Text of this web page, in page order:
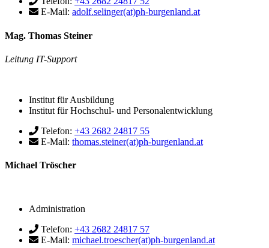
E-Mail: adolf.selinger(at)ph-burgenland.at
Mag. Thomas Steiner
Leitung IT-Support
Institut für Ausbildung
Institut für Hochschul- und Personalentwicklung
Telefon: +43 2682 24817 55
E-Mail: thomas.steiner(at)ph-burgenland.at
Michael Tröscher
Administration
Telefon: +43 2682 24817 57
E-Mail: michael.troescher(at)ph-burgenland.at